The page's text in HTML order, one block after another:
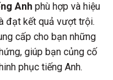
Anh phù hợp và hiệu
đạt kết quả vượt trội.
cấp cho bạn những
giúp bạn củng cố
phục tiếng Anh.